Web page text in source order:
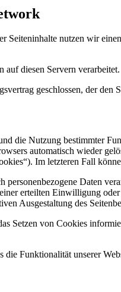
Seiteninhalte nutzen wir
auf diesen Servern verarbeitet.
geschlossen, der den
die Nutzung bestimmter
automatisch wieder
Im letzteren Fall
personenbezogene Daten
erteilten Einwilligung
Ausgestaltung des
Setzen von Cookies
Funktionalität unserer